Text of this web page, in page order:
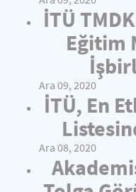
İTÜ
Eğitim
Ara 09, 2020
İTÜ, En
Ara 08, 2020